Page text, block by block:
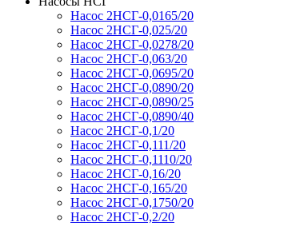
Насос 2НСГ-0,0165/20
Насос 2НСГ-0,025/20
Насос 2НСГ-0,0278/20
Насос 2НСГ-0,063/20
Насос 2НСГ-0,0695/20
Насос 2НСГ-0,0890/20
Насос 2НСГ-0,0890/25
Насос 2НСГ-0,0890/40
Насос 2НСГ-0,1/20
Насос 2НСГ-0,111/20
Насос 2НСГ-0,1110/20
Насос 2НСГ-0,16/20
Насос 2НСГ-0,165/20
Насос 2НСГ-0,1750/20
Насос 2НСГ-0,2/20